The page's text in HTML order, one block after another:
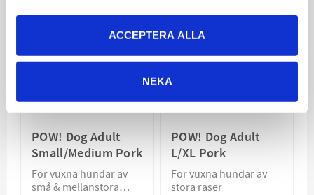
ACCEPTERA ALLA
NEKA
POW! Dog Adult
Small/Medium Pork
För vuxna hundar av
små & mellanstora
POW! Dog Adult
L/XL Pork
För vuxna hundar av
stora raser